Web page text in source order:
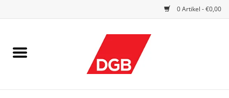
0 Artikel - €0,00